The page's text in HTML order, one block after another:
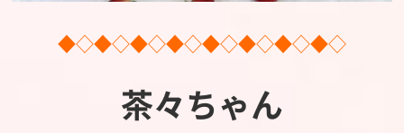
◆◇◆◇◆◇◆◇◆◇◆◇◆◇◆◇
茶々ちゃん